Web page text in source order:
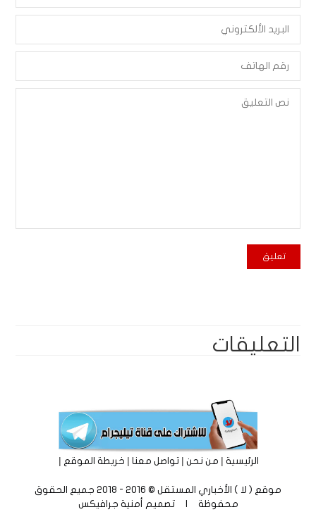
التعليقات
الرئيسية|من نحن|تواصل معنا|خريطة الموقع |
موقع ( لا ) الأخباري المستقل © 2016 - 2018 جميع الحقوق
محفوظة | تصميم أمنية جرافيكس